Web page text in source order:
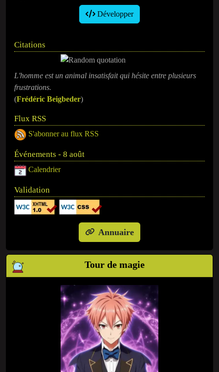
Développer
Citations
L'homme est un animal insatisfait qui hésite entre plusieurs
frustrations.
(Frédéric Beigbeder)
Flux RSS
S'abonner au flux RSS
Événements - 8 août
Calendrier
Validation
Annuaire
Tour de magie